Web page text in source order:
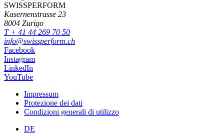
SWISSPERFORM
Kasernenstrasse 23
8004 Zurigo
T + 41 44 269 70 50
info@swissperform.ch
Facebook
Instagram
LinkedIn
YouTube
Impressum
Protezione dei dati
Condizioni generali di utilizzo
DE